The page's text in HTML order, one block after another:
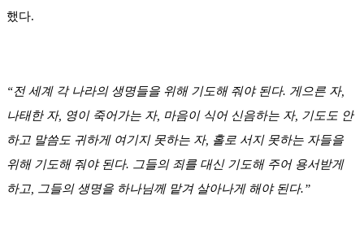
했다.
“전 세계 각 나라의 생명들을 위해 기도해 줘야 된다. 게으른 자,
나태한 자, 영이 죽어가는 자, 마음이 식어 신음하는 자, 기도도 안
하고 말씀도 귀하게 여기지 못하는 자, 홀로 서지 못하는 자들을
위해 기도해 줘야 된다. 그들의 죄를 대신 기도해 주어 용서받게
하고, 그들의 생명을 하나님께 맡겨 살아나게 해야 된다.”